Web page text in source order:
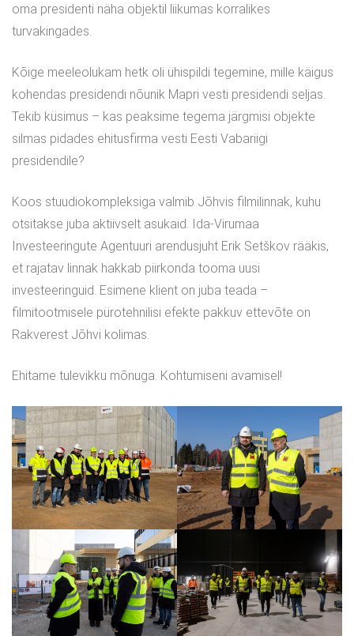
oma presidenti näha objektil liikumas korralikes
turvakingades.
Kõige meeleolukam hetk oli ühispildi tegemine, mille käigus
kohendas presidendi nõunik Mapri vesti presidendi seljas.
Tekib küsimus – kas peaksime tegema järgmisi objekte
silmas pidades ehitusfirma vesti Eesti Vabariigi
presidendile?
Koos stuudiokompleksiga valmib Jõhvis filmilinnak, kuhu
otsitakse juba aktiivselt asukaid. Ida-Virumaa
Investeeringute Agentuuri arendusjuht Erik Setškov rääkis,
et rajatav linnak hakkab piirkonda tooma uusi
investeeringuid. Esimene klient on juba teada –
filmitootmisele pürotehnilisi efekte pakkuv ettevõte on
Rakverest Jõhvi kolimas.
Ehitame tulevikku mõnuga. Kohtumiseni avamisel!